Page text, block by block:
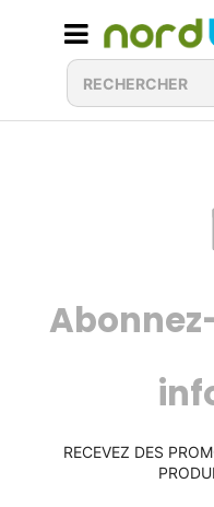
RECEVEZ DES